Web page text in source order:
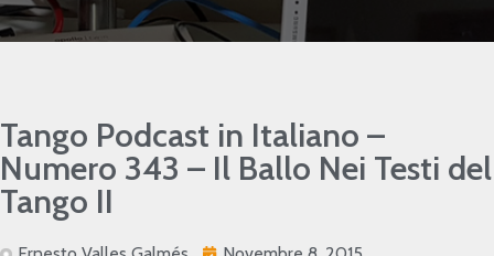
Tango Podcast in Italiano –
Numero 343 – Il Ballo Nei Testi del
Tango II